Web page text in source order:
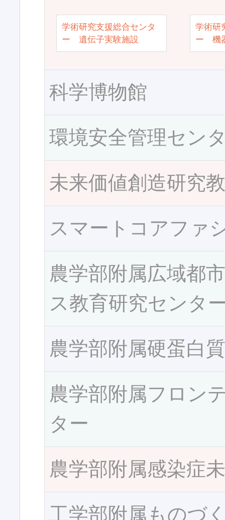
学術研究支援総合センタ
ー 遺伝子実験施設
学術研
ー 機
科学博物館
環境安全管理セン
未来価値創造研究
スマートコアファ
農学部附属広域都
ス教育研究センタ
農学部附属硬蛋白
農学部附属フロン
ター
農学部附属感染症
工学部附属ものづ